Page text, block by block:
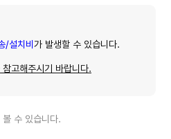
/설치비 가 발생할 수 있습니다.
고해주시기 바랍니다.
수 있습니다.